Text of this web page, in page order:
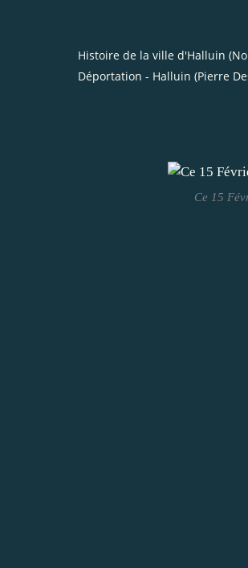
Histoire de la ville d'Halluin
Déportation - Halluin (Pierre
Ce 15